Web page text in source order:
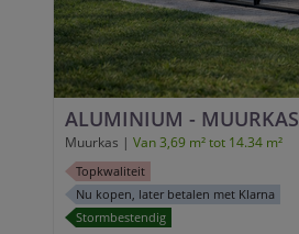
ALUMINIUM - MUURKAS
Muurkas | Van 3,69 m² tot 14.34 m²
Topkwaliteit
Nu kopen, later betalen met Klarna
Stormbestendig